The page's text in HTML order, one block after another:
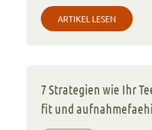
ARTIKEL LESEN
7 Strategien wie Ihr
fit und